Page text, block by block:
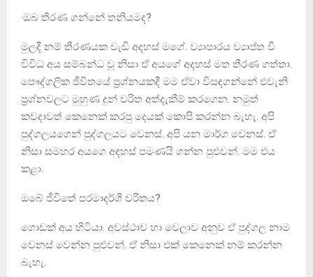
·ඔබ තීරණ ගන්නේ තනියමද?
මුලදී නම් තීරණයක වැඩි අදහස් මගේ. ව්‍යාපාරය ව්‍යාප්ත වී
විවිධ අය සම්බන්ධ වූ නිසා ඒ අයගේ අදහස් මත තීරණ ගත්තා.
පෞද්ගලික ජීවිතයේ ප්‍රශ්නයකදී මම ඒවා විසඳගන්නේ එවැනි
ප්‍රශ්නවලට මුහුණ දුන් චරිත අත්දැකීම් කරගෙන. නමුත්
කවදාවත් කෙනෙක් කරපු දෙයක් කොපි කරන්න බැහැ. අපි
පුද්ගලයගෙන් පුද්ගලයට වෙනස්. අපි යන මාර්ග වෙනස්. ඒ
නිසා සමහර අයගෙ අදහස් පමණයි ගන්න පුළුවන්. මම එය
කළා.
ඔබේ ජීවිතේ පරමාදර්ශී චරිතය?
ගොඩක් අය හිටියා. අවස්ථාව හා වෙලාව අනුව ඒ පුද්ගල නාම
වෙනස් වෙන්න පුළුවන්. ඒ නිසා එක් කෙනෙක් නම් කරන්න
බැහැ.